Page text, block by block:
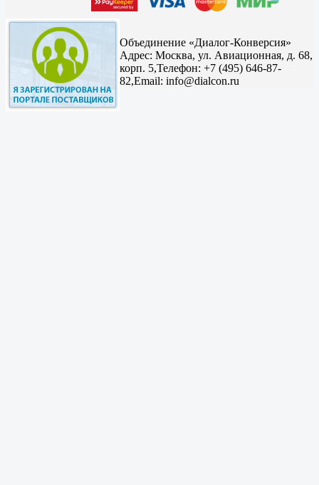
Объединение «Диалог-Конверсия»
Адрес: Москва, ул. Авиационная, д. 68,
корп. 5,Телефон: +7 (495) 646-87-
82,Email: info@dialcon.ru